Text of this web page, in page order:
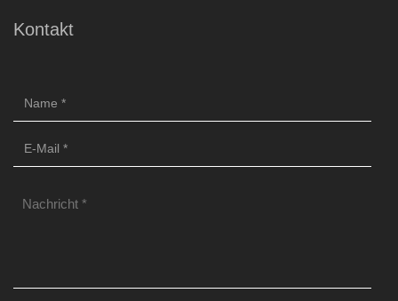
Kontakt